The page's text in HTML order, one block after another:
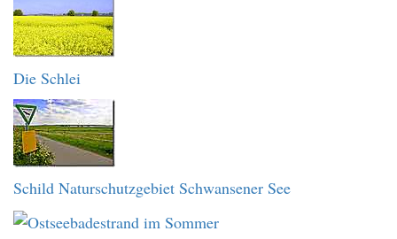
Die Schlei
Schild Naturschutzgebiet Schwansener See